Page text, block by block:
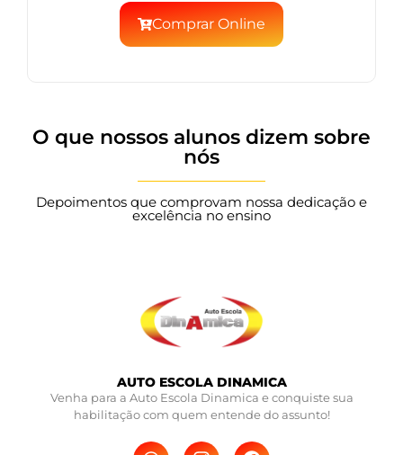
Comprar Online
O que nossos alunos dizem sobre
nós
Depoimentos que comprovam nossa dedicação e
excelência no ensino
AUTO ESCOLA DINAMICA
Venha para a Auto Escola Dinamica e conquiste sua
habilitação com quem entende do assunto!